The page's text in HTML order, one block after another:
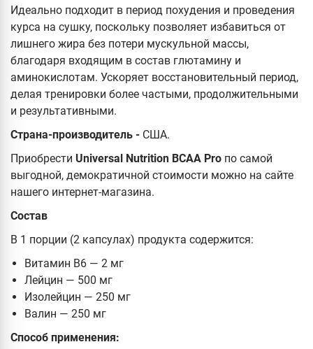
Идеально подходит в период похудения и проведения
курса на сушку, поскольку позволяет избавиться от
лишнего жира без потери мускульной массы,
благодаря входящим в состав глютамину и
аминокислотам. Ускоряет восстановительный период,
делая тренировки более частыми, продолжительными
и результативными.
Страна-производитель - США.
Приобрести Universal Nutrition BCAA Pro по самой
выгодной, демократичной стоимости можно на сайте
нашего интернет-магазина.
Состав
В 1 порции (2 капсулах) продукта содержится:
Витамин В6 — 2 мг
Лейцин — 500 мг
Изолейцин — 250 мг
Валин — 250 мг
Способ применения: